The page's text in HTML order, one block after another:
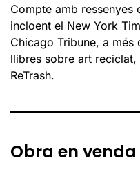
Compte amb ressenyes
incloent el New York
Chicago Tribune, a més
llibres sobre art
ReTrash.
Obra en venda